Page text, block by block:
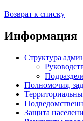
Возврат к списку
Информация
Структура
Полномочия,
Защита